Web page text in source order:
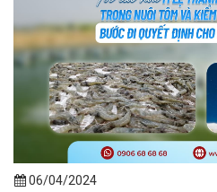
06/04/2024